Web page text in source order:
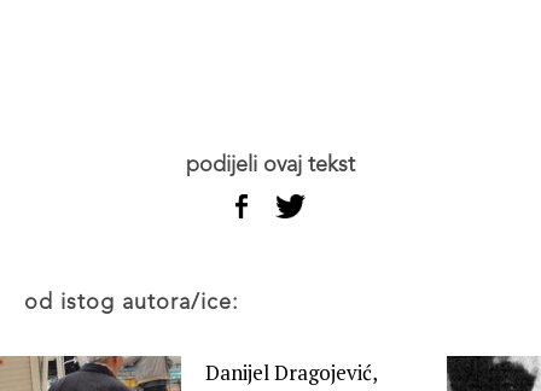
podijeli ovaj tekst
od istog autora/ice:
Danijel Dragojević,